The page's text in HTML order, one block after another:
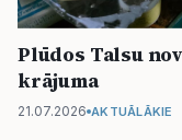
Plūdos Talsu
krājuma
21.07.2026 AKTUĀLĀKIE